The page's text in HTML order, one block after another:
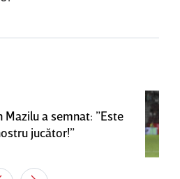
Mazilu a semnat: ”Este
jucător!”